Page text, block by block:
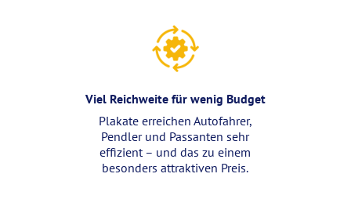
Viel Reichweite für wenig Budget
Plakate erreichen Autofahrer,
Pendler und Passanten sehr
effizient – und das zu einem
besonders attraktiven Preis.